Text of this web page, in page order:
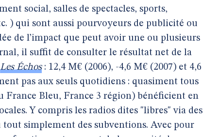
social, salles de spectacles, sports,
) qui sont aussi pourvoyeurs de publicité ou
de l’impact que peut avoir une ou plusieurs
il suffit de consulter le résultat net de la
Les Échos: 12,4 M€ (2006), -4,6 M€ (2007) et 4,6
pas aux seuls quotidiens : quasiment tous
France Bleu, France 3 région) bénéficient en
Y compris les radios dites "libres" via des
tout simplement des subventions. Avec pour